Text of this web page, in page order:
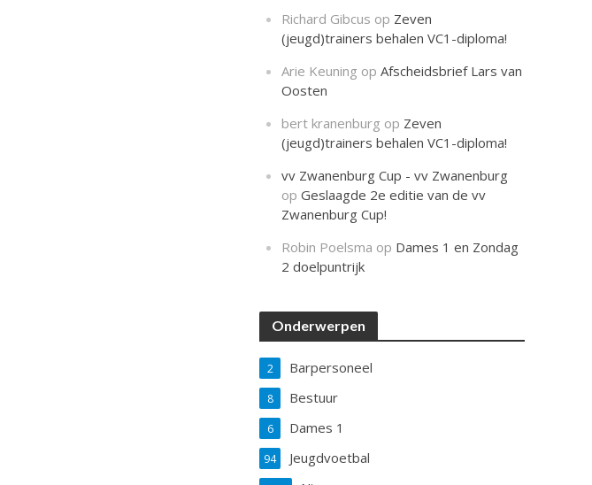
Richard Gibcus op Zeven
(jeugd)trainers behalen VC1-diploma!
Arie Keuning opAfscheidsbrief Lars van
Oosten
bert kranenburg op Zeven
(jeugd)trainers behalen VC1-diploma!
vv Zwanenburg Cup - vv Zwanenburg
opGeslaagde 2e editie van de vv
Zwanenburg Cup!
Robin Poelsma op Dames 1 en Zondag
2 doelpuntrijk
Onderwerpen
Barpersoneel
2
Bestuur
8
Dames 1
6
Jeugdvoetbal
94